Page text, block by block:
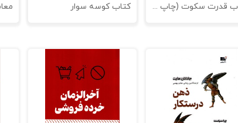
کتاب قدرت سکوت (چاپ ششم) کتاب کوسه سوار